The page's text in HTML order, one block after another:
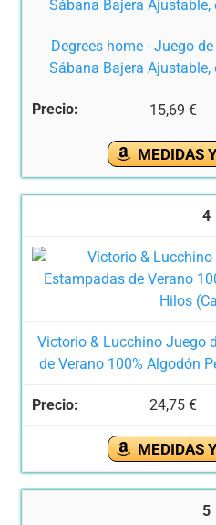
Degrees home - Juego
Sábana Bajera Ajustable,
15,69 €
MEDIDAS
4
Victorio & Lucchino Juego
de Verano 100% Algodón
24,75 €
MEDIDAS
5